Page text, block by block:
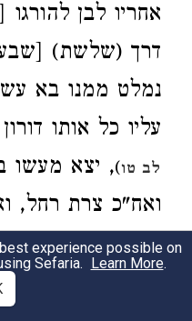
אחריו לבן
דרך (שלשת)
נמלט ממנו בא
עליו כל אותו
לב טו), יצא מעשו
ואח"כ צרת רחל,
בקש לנוח
יוסף, ואח"כ צרת
experience possible on
Sefaria. Learn More.